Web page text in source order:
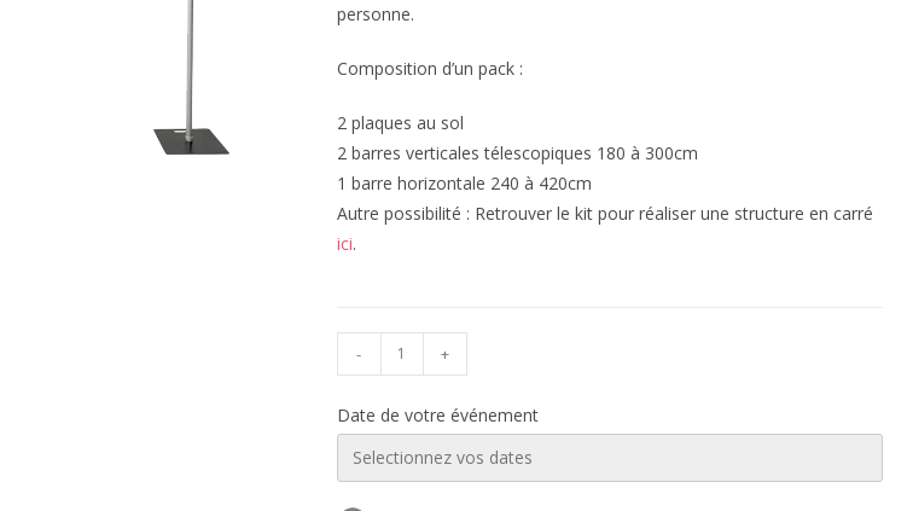
personne.
Composition d’un pack :
2 plaques au sol
2 barres verticales télescopiques 180 à 300cm
1 barre horizontale 240 à 420cm
Autre possibilité : Retrouver le kit pour réaliser une structure en carré
ici.
- +
Date de votre événement